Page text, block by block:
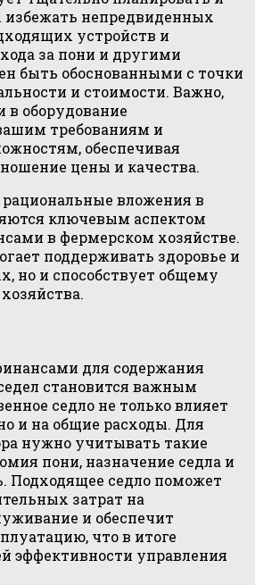
непредвиденных
устройств и
за пони и другими
быть обоснованными с точки
и стоимости. Важно,
в оборудование
требованиям и
обеспечивая
цены и качества.
вложения в
ключевым аспектом
в фермерском хозяйстве.
поддерживать здоровье и
но и способствует общему
для содержания
становится важным
седло не только влияет
и на общие расходы. Для
нужно учитывать такие
пони, назначение седла и
Подходящее седло поможет
затрат на
и обеспечит
что в итоге
эффективности управления